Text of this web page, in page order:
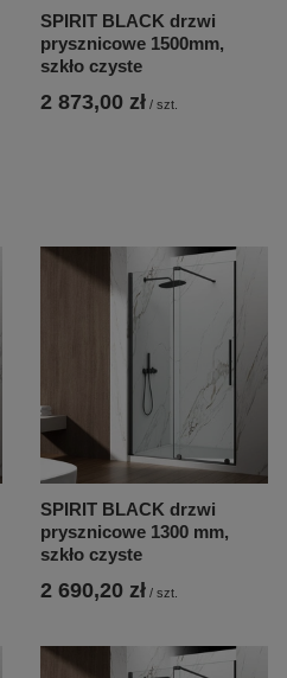
SPIRIT BLACK drzwi
prysznicowe 1500mm,
szkło czyste
2 873,00 zł / szt.
SPIRIT BLACK drzwi
prysznicowe 1300 mm,
szkło czyste
2 690,20 zł / szt.